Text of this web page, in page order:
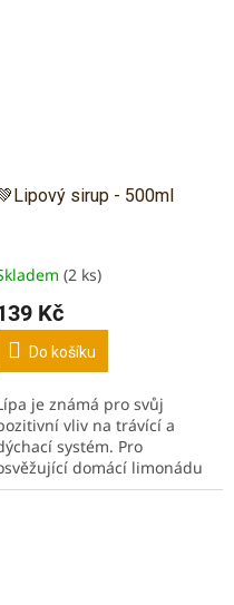
sirup - 500ml
(2 ks)
Kč
Do košíku
je známá pro svůj
vliv na trávící a
systém. Pro
domácí limonádu
květinovým nádechem.